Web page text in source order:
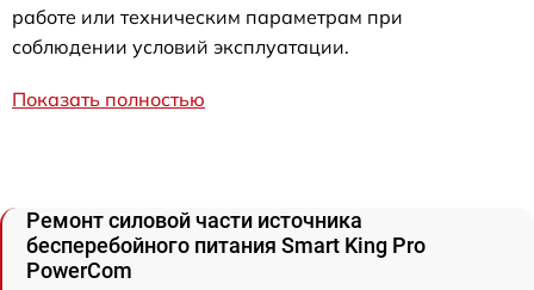
работе или техническим параметрам при
соблюдении условий эксплуатации.
Показать полностью
Ремонт силовой части источника
бесперебойного питания Smart King Pro
PowerCom